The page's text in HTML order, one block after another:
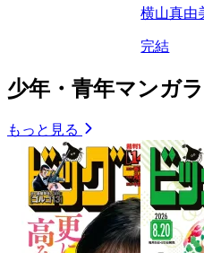
横山真由
完結
少年・青年マンガ
もっと見る